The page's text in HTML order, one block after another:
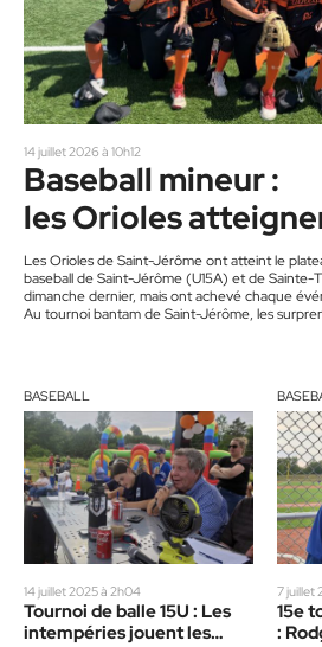
14 juillet 2026 à 10h12
Baseball mineur :
les Orioles
grandes finales
Les Orioles de Saint-Jérôme ont atteint le
baseball de Saint-Jérôme (U15A) et de Sainte-
dimanche dernier, mais ont achevé chaque
Au tournoi bantam de Saint-Jérôme, les
BASEBALL
14 juillet 2025 à 2h04
Tournoi de balle 15U : Les
intempéries jouent les
7 juillet
15e
: